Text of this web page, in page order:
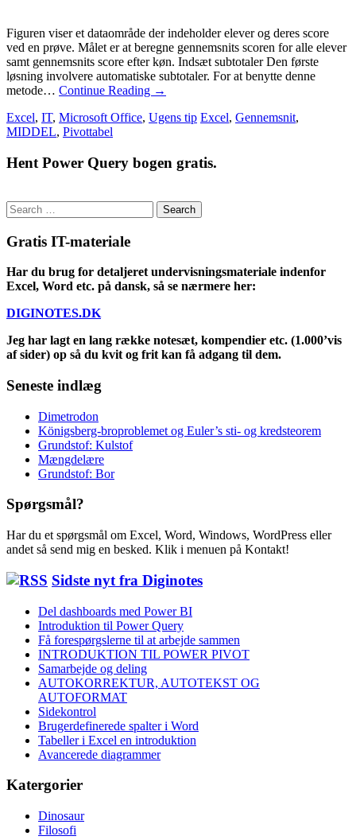
Figuren viser et dataområde der indeholder elever og deres score
ved en prøve. Målet er at beregne gennemsnits scoren for alle elever
samt gennemsnits score efter køn. Indsæt subtotaler Den første
løsning involvere automatiske subtotaler. For at benytte denne
metode… Continue Reading →
Excel, IT, Microsoft Office, Ugens tip Excel, Gennemsnit,
MIDDEL, Pivottabel
Hent Power Query bogen gratis.
Search
for:
Gratis IT-materiale
Har du brug for detaljeret undervisningsmateriale indenfor
Excel, Word etc. på dansk, så se nærmere her:
DIGINOTES.DK
Jeg har lagt en lang række notesæt, kompendier etc. (1.000’vis
af sider) op så du kvit og frit kan få adgang til dem.
Seneste indlæg
Dimetrodon
Königsberg-broproblemet og Euler’s sti- og kredsteorem
Grundstof: Kulstof
Mængdelære
Grundstof: Bor
Spørgsmål?
Har du et spørgsmål om Excel, Word, Windows, WordPress eller
andet så send mig en besked. Klik i menuen på Kontakt!
Sidste nyt fra Diginotes
Del dashboards med Power BI
Introduktion til Power Query
Få forespørgslerne til at arbejde sammen
INTRODUKTION TIL POWER PIVOT
Samarbejde og deling
AUTOKORREKTUR, AUTOTEKST OG
AUTOFORMAT
Sidekontrol
Brugerdefinerede spalter i Word
Tabeller i Excel en introduktion
Avancerede diagrammer
Katergorier
Dinosaur
Filosofi